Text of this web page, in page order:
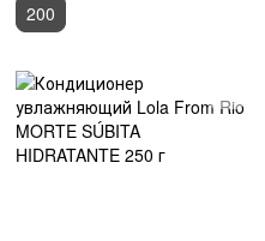
200